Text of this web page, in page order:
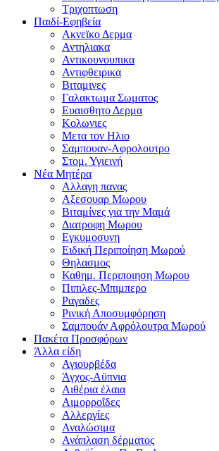
Τριχοπτωση
Παιδί-Εφηβεία
Ακνεϊκο Δερμα
Αντηλιακα
Αντικουνουπικα
Αντιφθειρικα
Βιταμινες
Γαλακτωμα Σωματος
Ευαισθητο Δερμα
Κολωνιες
Μετα τον Ηλιο
Σαμπουαν-Αφρολουτρο
Στομ. Υγιεινή
Νέα Μητέρα
Αλλαγη πανας
Αξεσουαρ Μωρου
Βιταμίνες για την Μαμά
Διατροφη Μωρου
Εγκυμοσυνη
Ειδική Περιποίηση Μωρού
Θηλασμος
Καθημ. Περιποιηση Μωρου
Πιπιλες-Μπιμπερο
Ραγαδες
Ρινική Αποσυμφόρηση
Σαμπουάν Αφρόλουτρα Μωρού
Πακέτα Προσφόρων
Άλλα είδη
Αγιουρβέδα
Άγχος-Αϋπνια
Αιθέρια έλαια
Αιμορροΐδες
Αλλεργίες
Αναλώσιμα
Ανάπλαση δέρματος